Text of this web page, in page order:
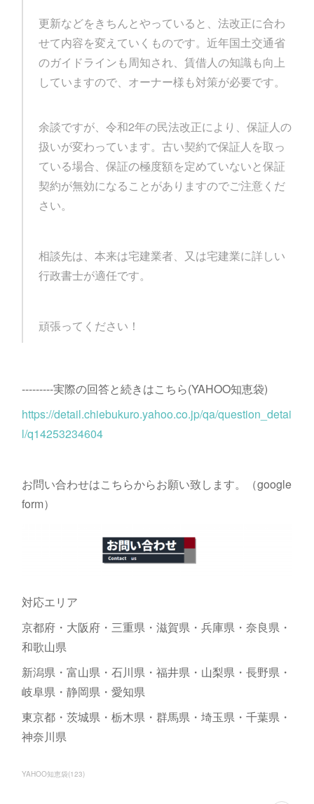
更新などをきちんとやっていると、法改正に合わ
せて内容を変えていくものです。近年国土交通省
のガイドラインも周知され、賃借人の知識も向上
していますので、オーナー様も対策が必要です。
余談ですが、令和2年の民法改正により、保証人の
扱いが変わっています。古い契約で保証人を取っ
ている場合、保証の極度額を定めていないと保証
契約が無効になることがありますのでご注意くだ
さい。
相談先は、本来は宅建業者、又は宅建業に詳しい
行政書士が適任です。
頑張ってください！
---------実際の回答と続きはこちら(YAHOO知恵袋)
https://detail.chiebukuro.yahoo.co.jp/qa/question_detai
l/q14253234604
お問い合わせはこちらからお願い致します。（google
form）
対応エリア
京都府・大阪府・三重県・滋賀県・兵庫県・奈良県・
和歌山県
新潟県・富山県・石川県・福井県・山梨県・長野県・
岐阜県・静岡県・愛知県
東京都・茨城県・栃木県・群馬県・埼玉県・千葉県・
神奈川県
YAHOO知恵袋(123)